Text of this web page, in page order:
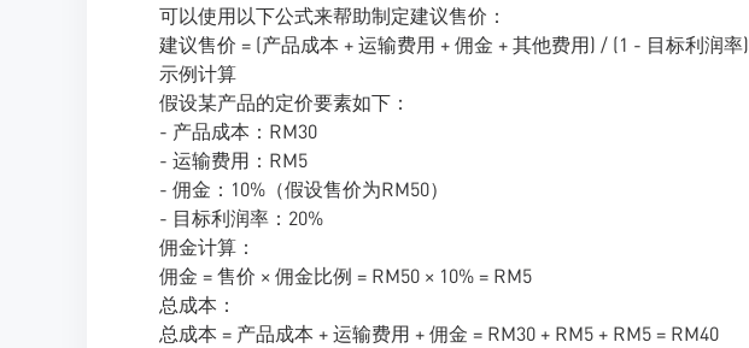
可以使用以下公式来帮助制定建议售价：
建议售价 = (产品成本 + 运输费用 + 佣金 + 其他费用) / (1 - 目标利润率)
示例计算
假设某产品的定价要素如下：
- 产品成本：RM30
- 运输费用：RM5
- 佣金：10%（假设售价为RM50）
- 目标利润率：20%
佣金计算：
佣金 = 售价 × 佣金比例 = RM50 × 10% = RM5
总成本：
总成本 = 产品成本 + 运输费用 + 佣金 = RM30 + RM5 + RM5 = RM40